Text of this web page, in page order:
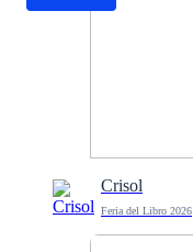
Crisol
Feria del Libro 2026